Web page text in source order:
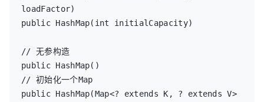
loadFactor)
public HashMap(int initialCapacity)
// 无参构造
public HashMap()
// 初始化一个Map
public HashMap(Map<? extends K, ? extends V>